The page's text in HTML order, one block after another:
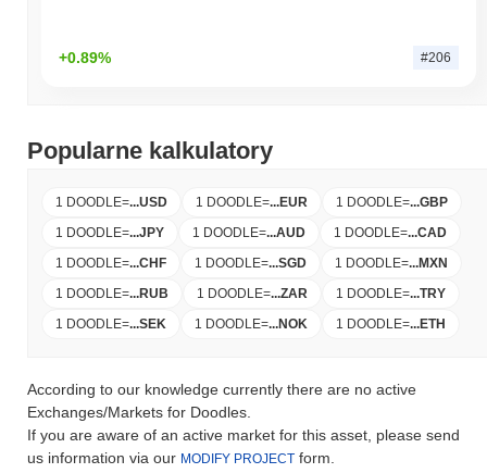
+0.89% #206
Popularne kalkulatory
1 DOODLE=...USD 1 DOODLE=...EUR 1 DOODLE=...GBP
1 DOODLE=...JPY 1 DOODLE=...AUD 1 DOODLE=...CAD
1 DOODLE=...CHF 1 DOODLE=...SGD 1 DOODLE=...MXN
1 DOODLE=...RUB 1 DOODLE=...ZAR 1 DOODLE=...TRY
1 DOODLE=...SEK 1 DOODLE=...NOK 1 DOODLE=...ETH
According to our knowledge currently there are no active
Exchanges/Markets for Doodles.
If you are aware of an active market for this asset, please send
us information via our MODIFY PROJECT form.